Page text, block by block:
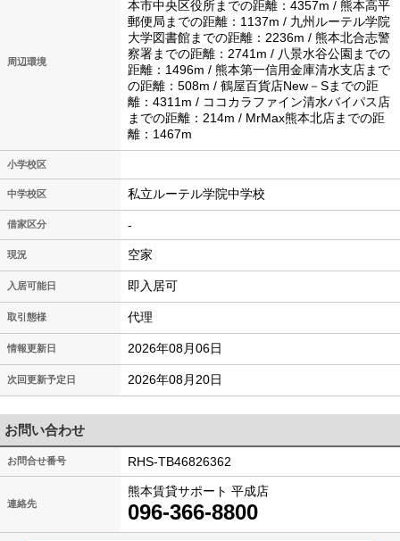
周辺環境
本市中央区役所までの距離：4357m / 熊本高平
郵便局までの距離：1137m / 九州ルーテル学院
大学図書館までの距離：2236m / 熊本北合志警
察署までの距離：2741m / 八景水谷公園までの
距離：1496m / 熊本第一信用金庫清水支店まで
の距離：508m / 鶴屋百貨店New－Sまでの距
離：4311m / ココカラファイン清水バイパス店
までの距離：214m / MrMax熊本北店までの距
離：1467m
小学校区
中学校区 私立ルーテル学院中学校
借家区分 -
現況 空家
入居可能日 即入居可
取引態様 代理
情報更新日 2026年08月06日
次回更新予定日 2026年08月20日
お問い合わせ
お問合せ番号 RHS-TB46826362
連絡先
熊本賃貸サポート 平成店
096-366-8800